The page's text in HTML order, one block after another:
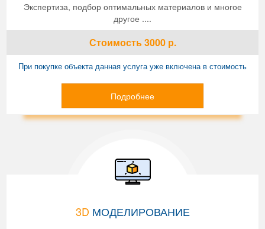
Экспертиза, подбор оптимальных материалов и многое
другое ....
Стоимость3000р.
При покупке объекта данная услуга уже включена в стоимость
Подробнее
3D МОДЕЛИРОВАНИЕ